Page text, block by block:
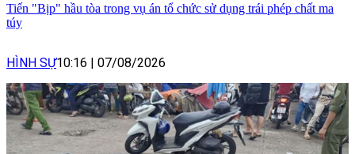
Tiến "Bịp" hầu tòa trong vụ án tổ chức sử dụng trái phép chất ma
túy
HÌNH SỰ10:16 | 07/08/2026